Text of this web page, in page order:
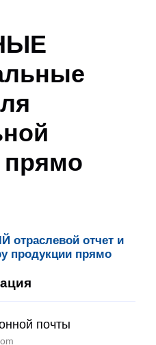
прямо
отчет и
продукции прямо
почты